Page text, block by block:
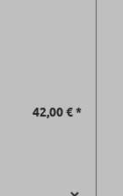
42,00 €*